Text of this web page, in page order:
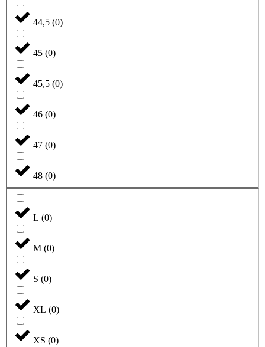
44,5 (0)
45 (0)
45,5 (0)
46 (0)
47 (0)
48 (0)
L (0)
M (0)
S (0)
XL (0)
XS (0)